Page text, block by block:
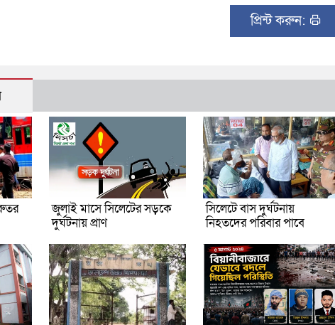
প্রিন্ট করুন:
জুলাই মাসে সিলেটের সড়কে
দুর্ঘটনায় প্রাণ
সিলেটে বাস দুর্ঘটনায়
নিহতদের পরিবার পাবে